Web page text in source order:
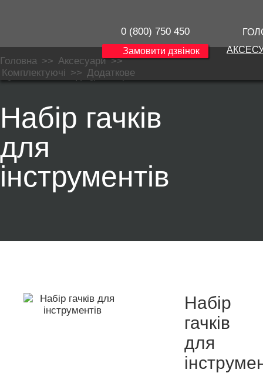
0 (800) 750 450
Замовити дзвінок
Головна >> Аксесуари>>
Комплектуючі >> Додаткове
обладнання>>Набір гачків для
Набір гачків
для
інструментів
Набір
гачків
для